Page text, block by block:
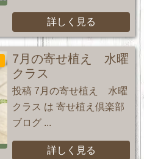
詳しく見る
7月の寄せ植え 水曜
クラス
投稿 7月の寄せ植え 水曜
クラス は 寄せ植え倶楽部
ブログ ...
詳しく見る